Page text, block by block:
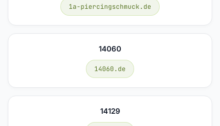
1a-piercingschmuck.de
14060
14060.de
14129